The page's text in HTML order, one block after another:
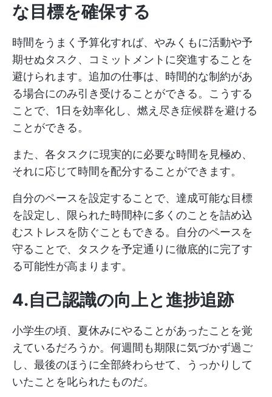
な目標を確保する
時間をうまく予算化すれば、やみくもに活動や予
期せぬタスク、コミットメントに突進することを
避けられます。追加の仕事は、時間的な制約があ
る場合にのみ引き受けることができる。こうする
ことで、1日を効率化し、燃え尽き症候群を避ける
ことができる。
また、各タスクに現実的に必要な時間を見極め、
それに応じて時間を配分することができます。
自分のペースを設定することで、達成可能な目標
を設定し、限られた時間枠に多くのことを詰め込
むストレスを防ぐこともできる。自分のペースを
守ることで、タスクを予定通りに徹底的に完了す
る可能性が高まります。
4.自己認識の向上と進捗追跡
小学生の頃、夏休みにやることがあったことを覚
えているだろうか。何週間も期限に気づかず過ご
し、最後のほうに全部終わらせて、うっかりして
いたことを叱られたものだ。